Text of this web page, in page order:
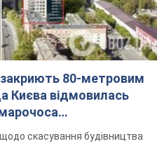
80-метровим
Києва відмовилась
скасування будівництва